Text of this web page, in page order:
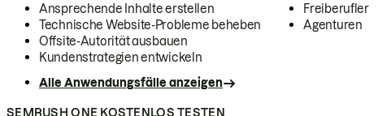
Ansprechende Inhalte erstellen
Technische Website-Probleme beheben
Offsite-Autorität ausbauen
Kundenstrategien entwickeln
Alle Anwendungsfälle anzeigen
Freiberufler
Agenturen
SEMRUSH ONE KOSTENLOS TESTEN